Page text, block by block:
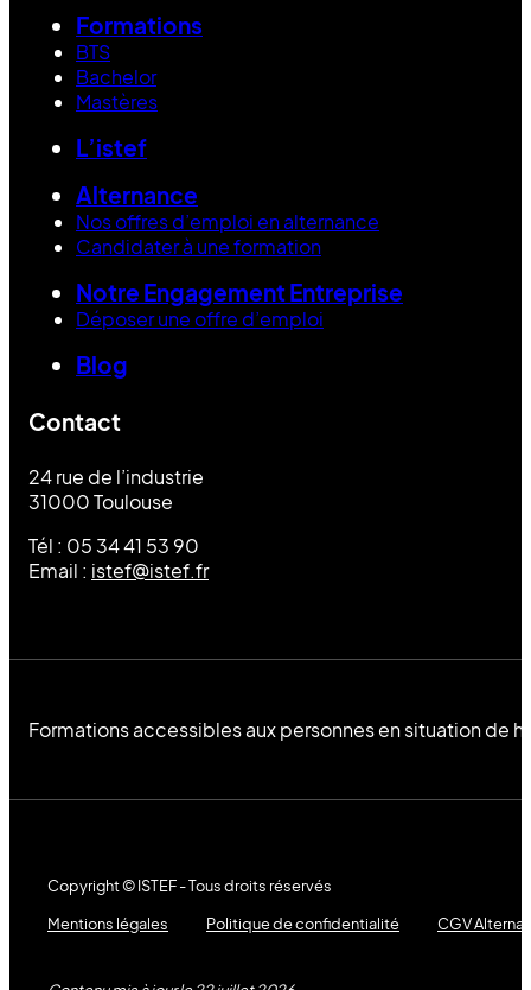
Formations
BTS
Bachelor
Mastères
L’istef
Alternance
Nos offres d’emploi en alternance
Candidater à une formation
Notre Engagement Entreprise
Déposer une offre d’emploi
Blog
Contact
24 rue de l’industrie
31000 Toulouse
Tél : 05 34 41 53 90
Email : istef@istef.fr
Formations accessibles aux personnes en situation de
Copyright © ISTEF - Tous droits réservés
Mentions légales
Politique de confidentialité CGV